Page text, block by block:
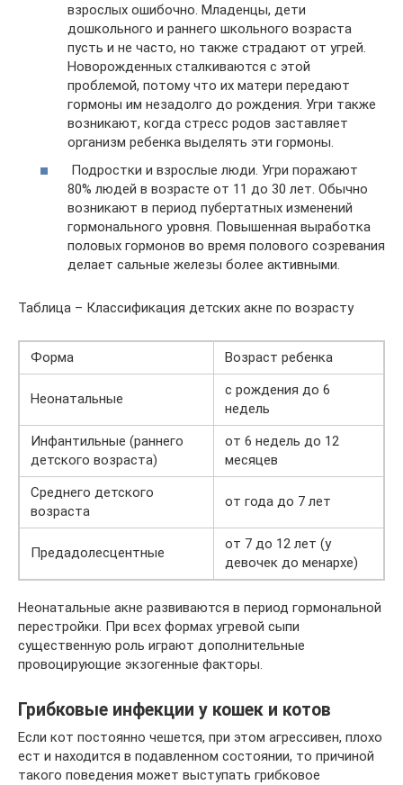
взрослых ошибочно. Младенцы, дети
дошкольного и раннего школьного возраста
пусть и не часто, но также страдают от угрей.
Новорожденных сталкиваются с этой
проблемой, потому что их матери передают
гормоны им незадолго до рождения. Угри также
возникают, когда стресс родов заставляет
организм ребенка выделять эти гормоны.
Подростки и взрослые люди. Угри поражают
80% людей в возрасте от 11 до 30 лет. Обычно
возникают в период пубертатных изменений
гормонального уровня. Повышенная выработка
половых гормонов во время полового созревания
делает сальные железы более активными.
Таблица – Классификация детских акне по возрасту
Форма Возраст ребенка
Неонатальные
с рождения до 6
недель
Инфантильные (раннего
детского возраста)
от 6 недель до 12
месяцев
Среднего детского
возраста
от года до 7 лет
Предадолесцентные
от 7 до 12 лет (у
девочек до менархе)
Неонатальные акне развиваются в период гормональной
перестройки. При всех формах угревой сыпи
существенную роль играют дополнительные
провоцирующие экзогенные факторы.
Грибковые инфекции у кошек и котов
Если кот постоянно чешется, при этом агрессивен, плохо
ест и находится в подавленном состоянии, то причиной
такого поведения может выступать грибковое